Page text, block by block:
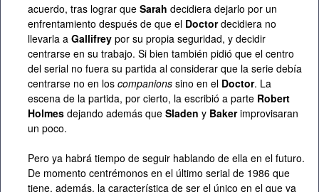
acuerdo, tras lograr que Sarah decidiera dejarlo por un
enfrentamiento después de que el Doctordecidiera no
llevarla a Gallifrey por su propia seguridad, y decidir
centrarse en su trabajo. Si bien también pidió que el centro
del serial no fuera su partida al considerar que la serie debía
centrarse no en los companions sino en el Doctor. La
escena de la partida, por cierto, la escribió a parte Robert
Holmes dejando además que Sladen y Bakerimprovisaran
un poco.
Pero ya habrá tiempo de seguir hablando de ella en el futuro.
De momento centrémonos en el último serial de 1986 que
tiene, además, la característica de ser el único en el que va